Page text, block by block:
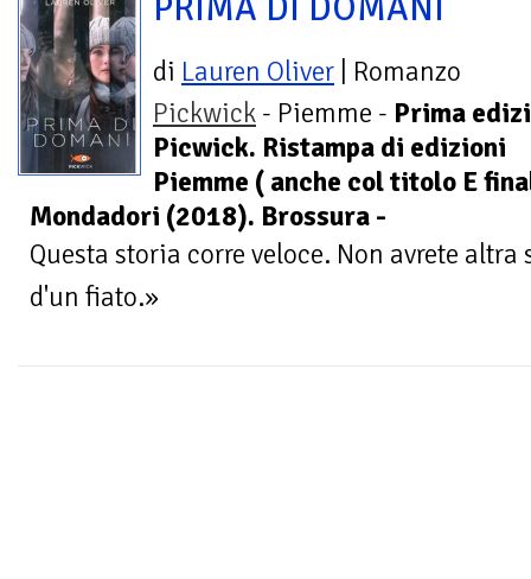
di Lauren Oliver | Romanzo
Pickwick - Piemme - Prima
Picwick. Ristampa di edizioni
Piemme ( anche col titolo E
Mondadori (2018). Brossura -
Questa storia corre veloce. Non avrete
d'un fiato.»